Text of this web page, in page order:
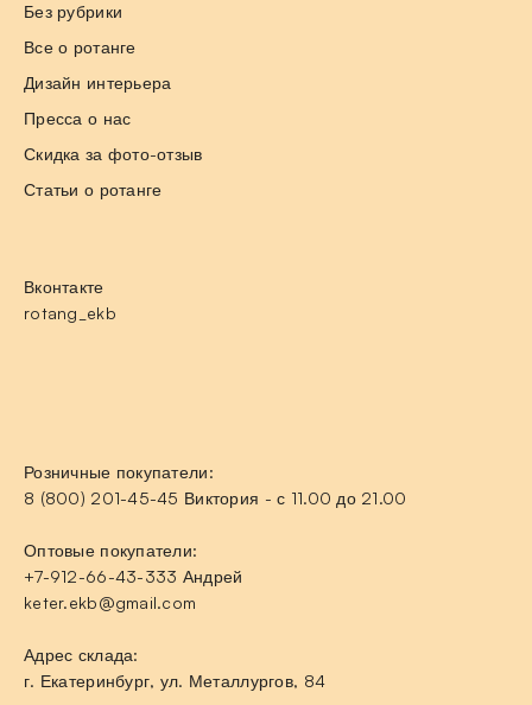
Без рубрики
Все о ротанге
Дизайн интерьера
Пресса о нас
Скидка за фото-отзыв
Статьи о ротанге
Вконтакте
rotang_ekb
Розничные покупатели:
8 (800) 201-45-45 Виктория - с 11.00 до 21.00
Оптовые покупатели:
+7-912-66-43-333 Андрей
keter.ekb@gmail.com
Адрес склада:
г. Екатеринбург, ул. Металлургов, 84